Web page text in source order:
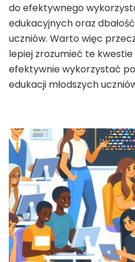
do efektywnego
edukacyjnych oraz
uczniów. Warto więc
lepiej zrozumieć te kwestie
efektywnie wykorzystać
edukacji młodszych